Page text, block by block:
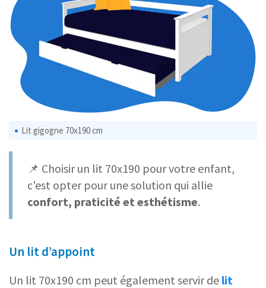
Lit gigogne 70x190 cm
📌 Choisir un lit 70x190 pour votre enfant,
c'est opter pour une solution qui allie
confort, praticité et esthétisme.
Un lit d’appoint
Un lit 70x190 cm peut également servir de lit